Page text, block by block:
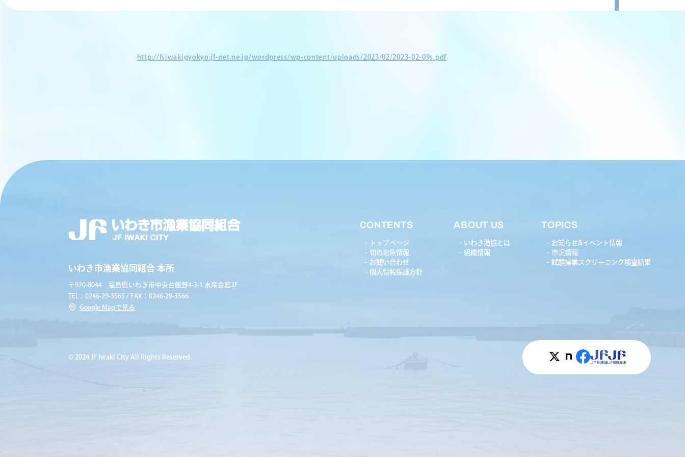
http://fsiwakigyokyo.jf-net.ne.jp/wordpress/wp-content/uploads/2023/02/2023-02-09s.pdf
いわき市漁業協同組合 本所
〒970-8044 福島県いわき市中央台飯野4-3-1 水産会館2F
TEL：0246-29-3565 / FAX：0246-29-3566
Google Mapで見る
CONTENTS
トップページ
旬のお魚情報
お問い合わせ
個人情報保護方針
ABOUT US
いわき漁協とは
組織情報
TOPICS
お知らせ&イベント情報
市況情報
試験操業スクリーニング検査結果
© 2024 JF Iwaki City All Rights Reserved.